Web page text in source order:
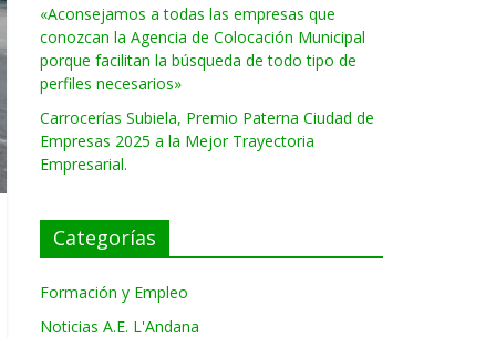
«Aconsejamos a todas las empresas que
conozcan la Agencia de Colocación Municipal
porque facilitan la búsqueda de todo tipo de
perfiles necesarios»
Carrocerías Subiela, Premio Paterna Ciudad de
Empresas 2025 a la Mejor Trayectoria
Empresarial.
Categorías
Formación y Empleo
Noticias A.E. L'Andana